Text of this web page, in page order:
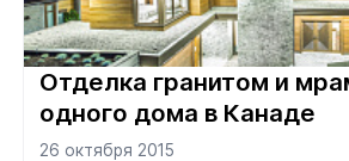
Отделка гранитом и
одного дома в Канаде
26 октября 2015